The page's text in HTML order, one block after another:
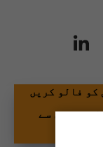
کو فالو کریں
تیزی سے